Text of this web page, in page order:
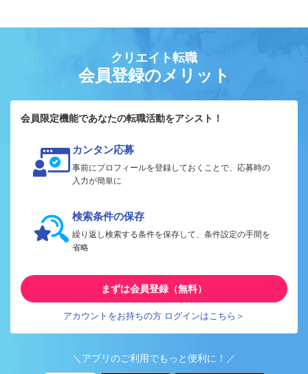
クリエイト転職
会員登録のメリット
会員限定機能であなたの転職活動をアシスト！
カンタン応募
事前にプロフィールを登録しておくことで、応募時の
入力が簡単に
検索条件の保存
繰り返し検索する条件を保存して、条件設定の手間を
省略
まずは会員登録（無料）
アカウントをお持ちの方 ログインはこちら＞
＼アプリのご利用でもっと便利に！／